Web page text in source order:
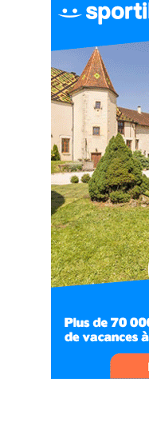
#EP6
ALPES
#EP7
DU
04:09
#Ep8 VLOG
BASSIN
09:04
#Ep9
07:21
#Ep10
PARIS !
07:37
#Ep11
ET AU LAC
05:55
#Ep12
06:26
UN
07:19